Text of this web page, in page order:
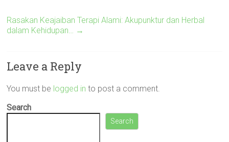
Rasakan Keajaiban Terapi Alami: Akupunktur dan Herbal
dalam Kehidupan… →
Leave a Reply
You must be logged in to post a comment.
Search
Search